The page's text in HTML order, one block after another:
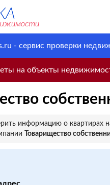
- сервис проверки
на объекты
информацию о квартирах
Товарищество